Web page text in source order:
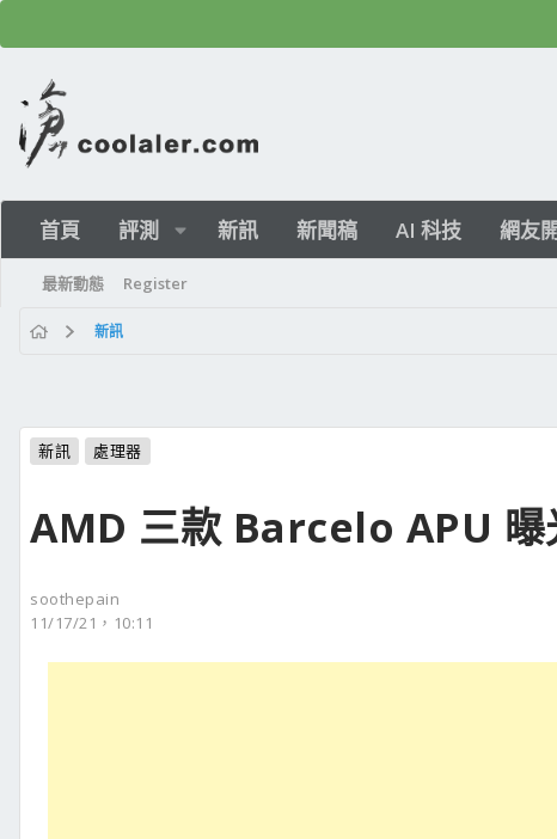
首頁 評測 新訊 新聞稿 AI 科技 網友
最新動態 Register
新訊
新訊 處理器
AMD 三款 Barcelo APU 曝
soothepain
11/17/21，10:11